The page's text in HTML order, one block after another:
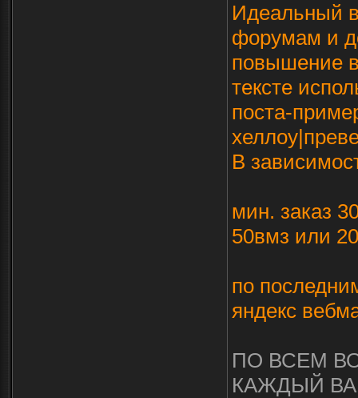
Идеальный
форумам и
повышение
тексте
поста-
В
мин. заказ
50вмз или
по
яндекс
ПО ВСЕМ
КАЖДЫЙ